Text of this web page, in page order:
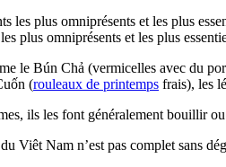
plus omniprésents et les plus
le Bún Chả (vermicelles avec du
(rouleaux de printemps frais), les
ils les font généralement bouillir
Viêt Nam n’est pas complet sans